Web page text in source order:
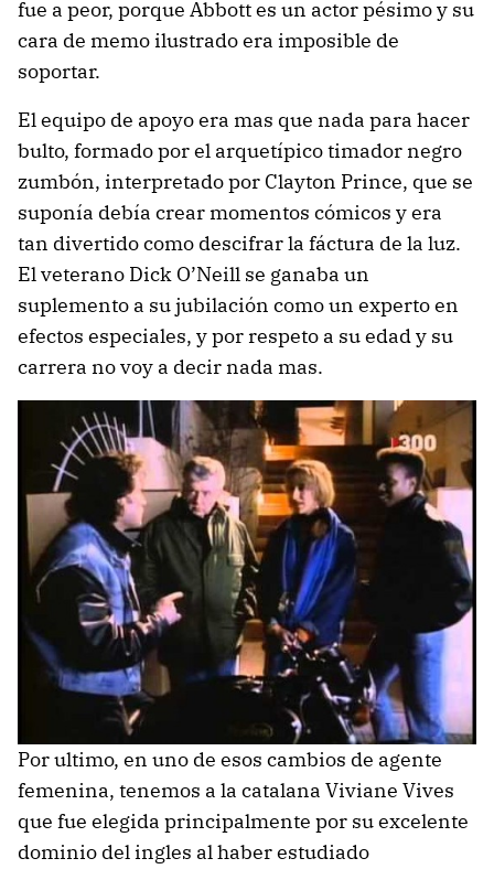
fue a peor, porque Abbott es un actor pésimo y su
cara de memo ilustrado era imposible de
soportar.
El equipo de apoyo era mas que nada para hacer
bulto, formado por el arquetípico timador negro
zumbón, interpretado por Clayton Prince, que se
suponía debía crear momentos cómicos y era
tan divertido como descifrar la fáctura de la luz.
El veterano Dick O’Neill se ganaba un
suplemento a su jubilación como un experto en
efectos especiales, y por respeto a su edad y su
carrera no voy a decir nada mas.
Por ultimo, en uno de esos cambios de agente
femenina, tenemos a la catalana Viviane Vives
que fue elegida principalmente por su excelente
dominio del ingles al haber estudiado